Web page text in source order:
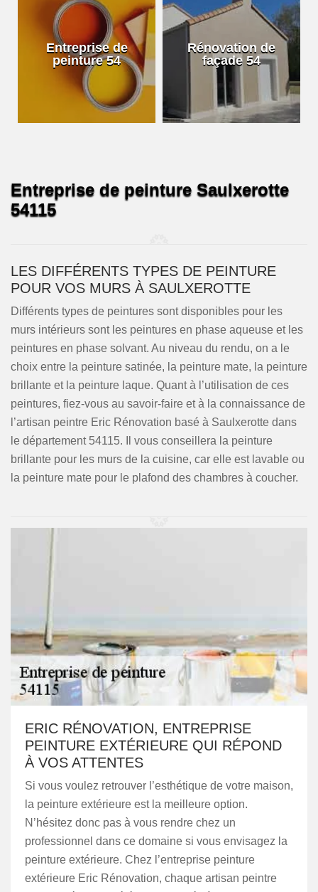
Entreprise de
peinture 54
Rénovation de
façade 54
Entreprise de peinture Saulxerotte
54115
LES DIFFÉRENTS TYPES DE PEINTURE
POUR VOS MURS À SAULXEROTTE
Différents types de peintures sont disponibles pour les
murs intérieurs sont les peintures en phase aqueuse et les
peintures en phase solvant. Au niveau du rendu, on a le
choix entre la peinture satinée, la peinture mate, la peinture
brillante et la peinture laque. Quant à l’utilisation de ces
peintures, fiez-vous au savoir-faire et à la connaissance de
l’artisan peintre Eric Rénovation basé à Saulxerotte dans
le département 54115. Il vous conseillera la peinture
brillante pour les murs de la cuisine, car elle est lavable ou
la peinture mate pour le plafond des chambres à coucher.
ERIC RÉNOVATION, ENTREPRISE
PEINTURE EXTÉRIEURE QUI RÉPOND
À VOS ATTENTES
Si vous voulez retrouver l’esthétique de votre maison,
la peinture extérieure est la meilleure option.
N’hésitez donc pas à vous rendre chez un
professionnel dans ce domaine si vous envisagez la
peinture extérieure. Chez l’entreprise peinture
extérieure Eric Rénovation, chaque artisan peintre